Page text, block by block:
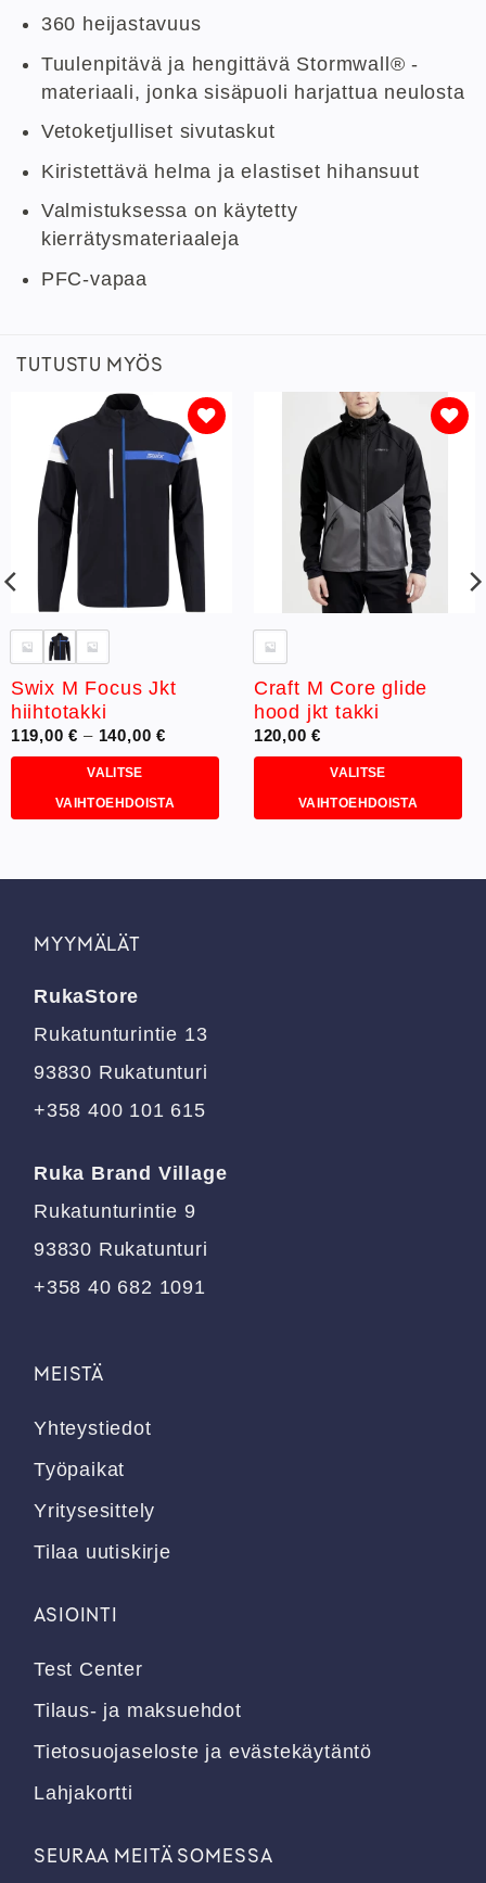
360 heijastavuus
Tuulenpitävä ja hengittävä Stormwall® -
materiaali, jonka sisäpuoli harjattua neulosta
Vetoketjulliset sivutaskut
Kiristettävä helma ja elastiset hihansuut
Valmistuksessa on käytetty
kierrätysmateriaaleja
PFC-vapaa
TUTUSTU MYÖS
Lisää
toivelistaan
Swix M Focus Jkt
hiihtotakki
119,00€ – 140,00€ Hintaluokka:
VALITSE
VAIHTOEHDOISTA
on
Voit
valinnat
sivulla.
Lisää
toivelistaan
Craft M Core glide
hood jkt takki
120,00€
VALITSE
VAIHTOEHDOISTA
on
MYYMÄLÄT
RukaStore
Rukatunturintie 13
93830 Rukatunturi
+358 400 101 615
Ruka Brand Village
Rukatunturintie 9
93830 Rukatunturi
+358 40 682 1091
MEISTÄ
Yhteystiedot
Työpaikat
Yritysesittely
Tilaa uutiskirje
ASIOINTI
Test Center
Tilaus- ja maksuehdot
Tietosuojaseloste ja evästekäytäntö
Lahjakortti
SEURAA MEITÄ SOMESSA